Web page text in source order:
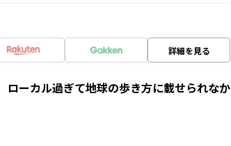
詳細を見る
ーカル過ぎて地球の歩き方に載せられなか